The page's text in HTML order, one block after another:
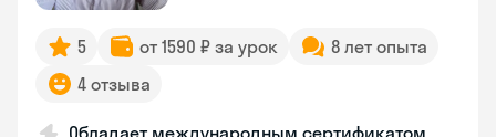
5 от 1590 ₽ за урок
8 лет опыта
4 отзыва
Обладает международным сертификатом